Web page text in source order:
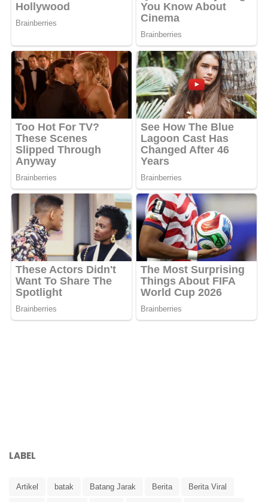
LABEL
Artikel batak Batang Jarak Berita Berita Viral